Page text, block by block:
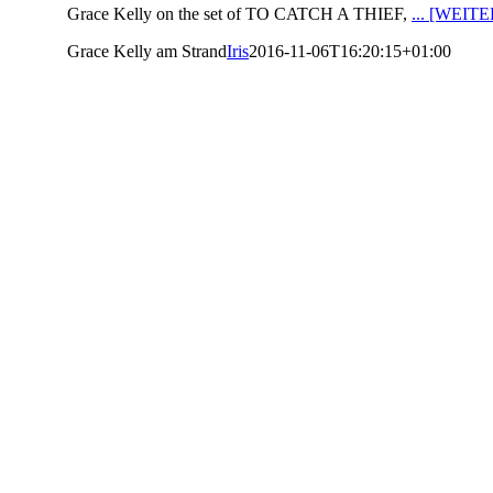
Grace Kelly on the set of TO CATCH A THIEF, ...
Grace Kelly am StrandIris2016-11-06T16:20:15+01:00